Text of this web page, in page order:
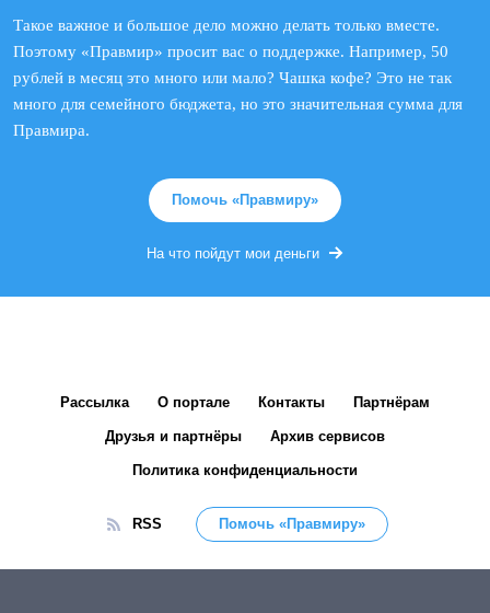
Такое важное и большое дело можно делать только вместе.
Поэтому «Правмир» просит вас о поддержке. Например, 50
рублей в месяц это много или мало? Чашка кофе? Это не так
много для семейного бюджета, но это значительная сумма для
Правмира.
Помочь «Правмиру»
На что пойдут мои деньги
Рассылка О портале Контакты Партнёрам
Друзья и партнёры Архив сервисов
Политика конфиденциальности
RSS Помочь «Правмиру»